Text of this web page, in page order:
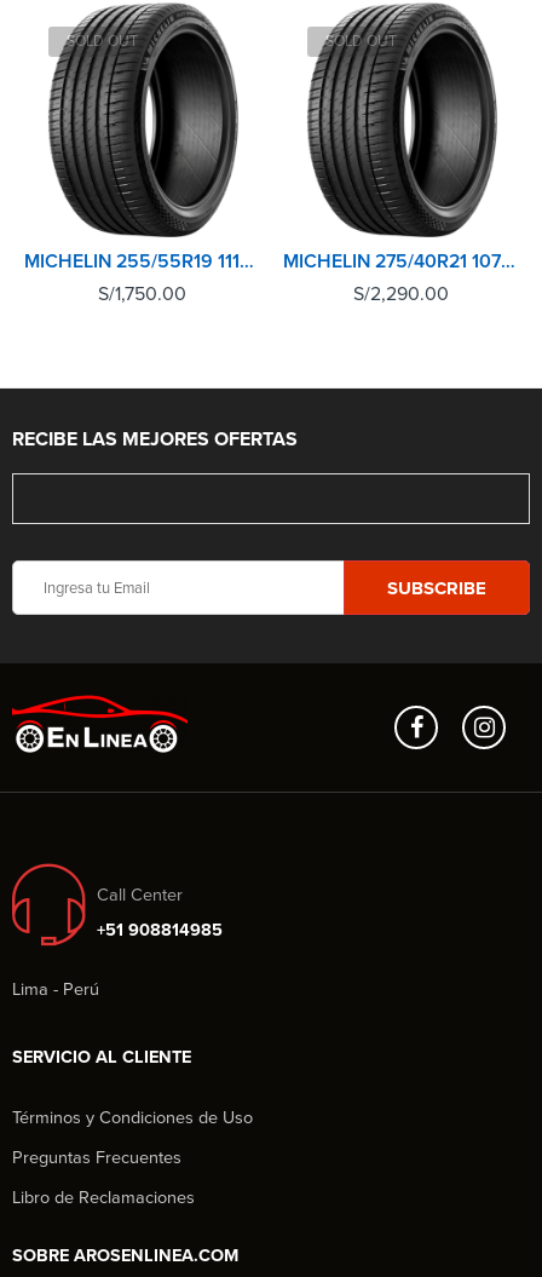
SOLD OUT
MICHELIN 255/55R19 111V XL TL PILOT SPORT 4 SUV
S/1,750.00
SOLD OUT
MICHELIN 275/40R21 107Y XL TL PILOT SPORT 4 SUV
S/2,290.00
RECIBE LAS MEJORES OFERTAS
Call Center
+51 908814985
Lima - Perú
SERVICIO AL CLIENTE
Términos y Condiciones de Uso
Preguntas Frecuentes
Libro de Reclamaciones
SOBRE AROSENLINEA.COM